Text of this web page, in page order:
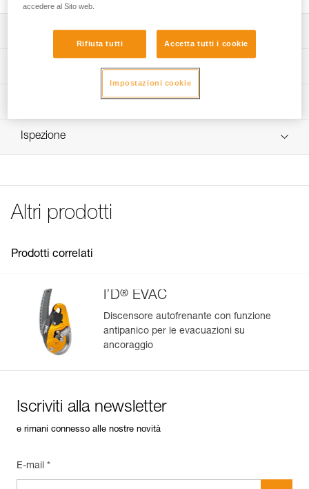
Descrizione
Progettato per discensori autofrenanti I'D S, I'D L e I'D
corda in qualsiasi momento.
Specifiche tecniche
Dettagli codice
Garanzia : 3 anni
Informazioni tecniche
FAQ
Ispezione
Gestisci e controlla facilmente i tuoi DPI
Importa ed esporta facilmente i dati dei tuoi DPI esistenti.
Visualizza lo storico di un prodotto dalla sua data di
Per saperne di più
Altri prodotti
Prodotti correlati
I’D® EVAC
Discensore autofrenante con funzione
antipanico per le evacuazioni su
ancoraggio
Iscriviti alla newsletter
e rimani connesso alle nostre novità
E-mail *
accedere al Sito web.
Rifiuta tutti Accetta tutti i cookie
Impostazioni cookie